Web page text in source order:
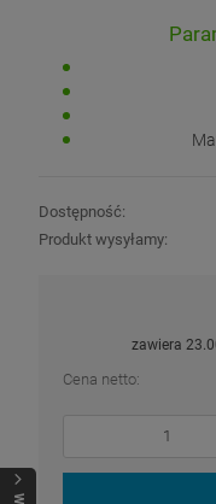
Dostępność:
Produkt wysyłamy:
zawiera
Cena netto: